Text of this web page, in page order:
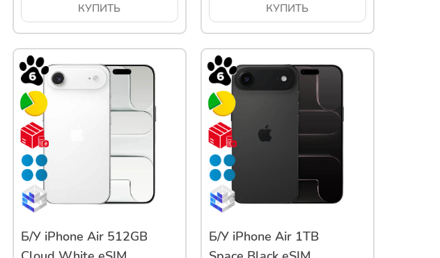
КУПИТЬ КУПИТЬ
Б/У iPhone Air 512GB
Б/У iPhone Air 1TB